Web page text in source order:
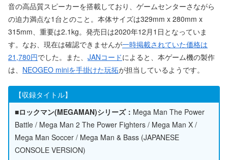
音の高品質スピーカーを搭載しており、ゲームセンターさながら
の迫力満点な1台とのこと。本体サイズは329mm x 280mm x
315mm、重要は2.1kg。発売日は2020年12月1日となっていま
す。なお、現在は確認できませんが一時掲載されていた価格は
21,780円でした。また、 JANコードによると、本ゲーム機の製作
は、 NEOGEO miniを手掛けた玩拓が担当しているようです。
【収録タイトル】
■ロックマン(MEGAMAN)シリーズ： Mega Man The Power
Battle / Mega Man 2 The Power Fighters / Mega Man X /
Mega Man Soccer / Mega Man & Bass (JAPANESE
CONSOLE VERSION)